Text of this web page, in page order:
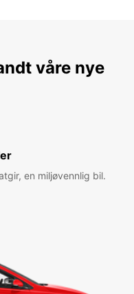
våre nye
en miljøvennlig bil.